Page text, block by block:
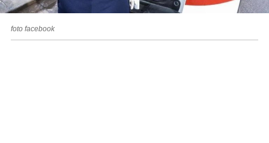
foto facebook